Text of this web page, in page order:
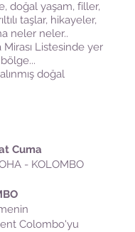
doğal yaşam, filler,
taşlar, hikayeler,
neler neler..
Listesinde yer
doğal
Cuma
- KOLOMBO
Colombo'yu